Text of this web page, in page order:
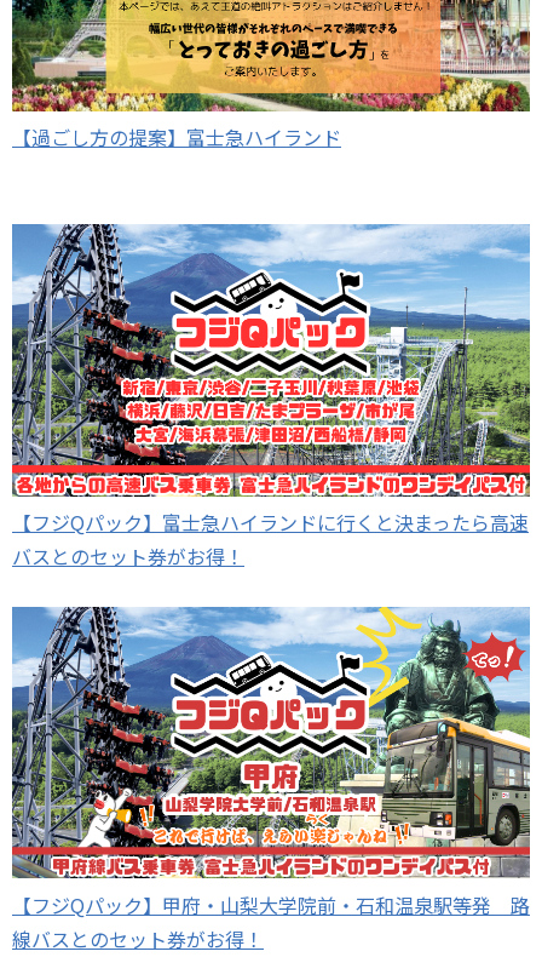
【過ごし方の提案】富士急ハイランド
【フジQパック】富士急ハイランドに行くと決まったら高速
バスとのセット券がお得！
【フジQパック】甲府・山梨大学院前・石和温泉駅等発 路
線バスとのセット券がお得！